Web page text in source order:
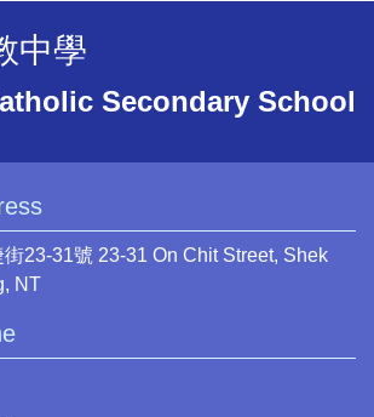
中學
Secondary School
23-31號 23-31 On Chit Street, Shek
NT